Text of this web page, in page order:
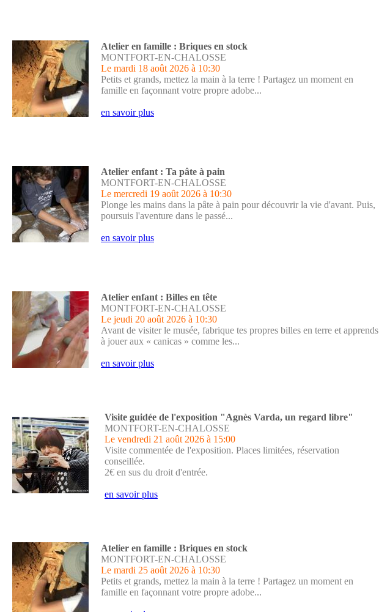
Atelier en famille : Briques en stock
MONTFORT-EN-CHALOSSE
Le mardi 18 août 2026 à 10:30
Petits et grands, mettez la main à la terre ! Partagez un moment en
famille en façonnant votre propre adobe...
en savoir plus
Atelier enfant : Ta pâte à pain
MONTFORT-EN-CHALOSSE
Le mercredi 19 août 2026 à 10:30
Plonge les mains dans la pâte à pain pour découvrir la vie d'avant. Puis,
poursuis l'aventure dans le passé...
en savoir plus
Atelier enfant : Billes en tête
MONTFORT-EN-CHALOSSE
Le jeudi 20 août 2026 à 10:30
Avant de visiter le musée, fabrique tes propres billes en terre et apprends
à jouer aux « canicas » comme les...
en savoir plus
Visite guidée de l'exposition "Agnès Varda, un regard libre"
MONTFORT-EN-CHALOSSE
Le vendredi 21 août 2026 à 15:00
Visite commentée de l'exposition. Places limitées, réservation
conseillée.
2€ en sus du droit d'entrée.
en savoir plus
Atelier en famille : Briques en stock
MONTFORT-EN-CHALOSSE
Le mardi 25 août 2026 à 10:30
Petits et grands, mettez la main à la terre ! Partagez un moment en
famille en façonnant votre propre adobe...